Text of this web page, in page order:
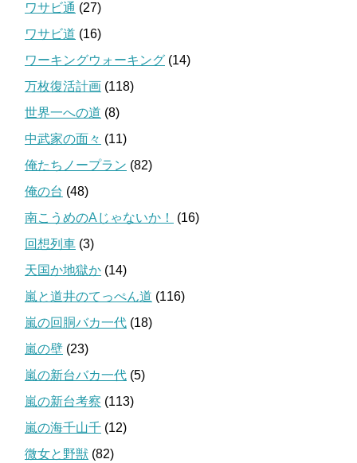
ワサビ通 (27)
ワサビ道 (16)
ワーキングウォーキング (14)
万枚復活計画 (118)
世界一への道 (8)
中武家の面々 (11)
俺たちノープラン (82)
俺の台 (48)
南こうめのAじゃないか！
(16)
回想列車 (3)
天国か地獄か (14)
嵐と道井のてっぺん道 (116)
嵐の回胴バカ一代 (18)
嵐の壁 (23)
嵐の新台バカ一代 (5)
嵐の新台考察 (113)
嵐の海千山千 (12)
微女と野獣 (82)